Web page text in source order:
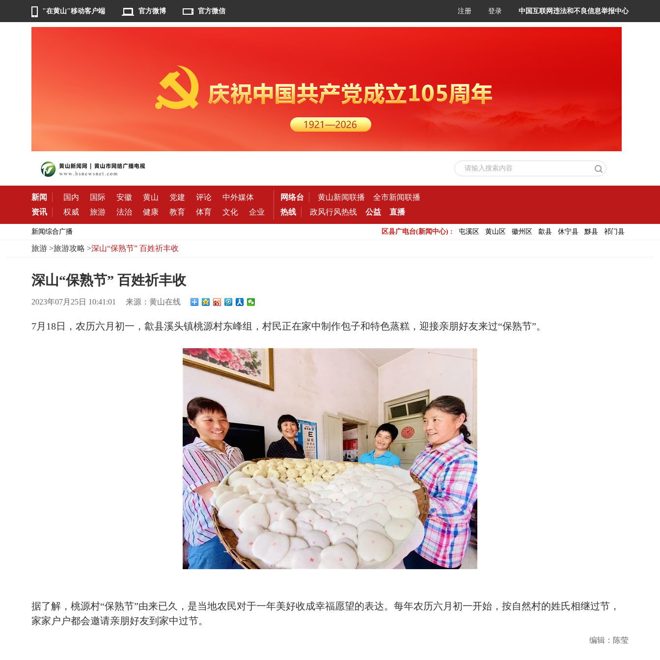
"在黄山"移动客户端 官方微博 官方微信 注册 登录 中国互联网违法和不良信息举报中心
请输入搜索内容
新闻 国内 国际 安徽 黄山 党建 评论
中外媒体
资讯
权威 旅游 法治 健康 教育 体育 文化 企业
网络台 黄山新闻联播
全市新闻联播
热线
政风行风热线 公益 直播
新闻综合广播 区县广电台(新闻中心) : 屯溪区 黄山区 徽州区 歙县 休宁县 黟县 祁门县
旅游>旅游攻略 >深山“保熟节” 百姓祈丰收
深山“保熟节” 百姓祈丰收
2023年07月25日 10:41:01 来源：黄山在线
7月18日，农历六月初一，歙县溪头镇桃源村东峰组，村民正在家中制作包子和特色蒸糕，迎接亲朋好友来过“保熟节”。
据了解，桃源村“保熟节”由来已久，是当地农民对于一年美好收成幸福愿望的表达。每年农历六月初一开始，按自然村的姓氏相继过节，
家家户户都会邀请亲朋好友到家中过节。
编辑：陈莹